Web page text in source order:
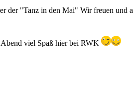
der "Tanz in den Mai" Wir freuen und
viel Spaß hier bei RWK